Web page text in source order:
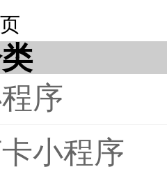
序
小程序